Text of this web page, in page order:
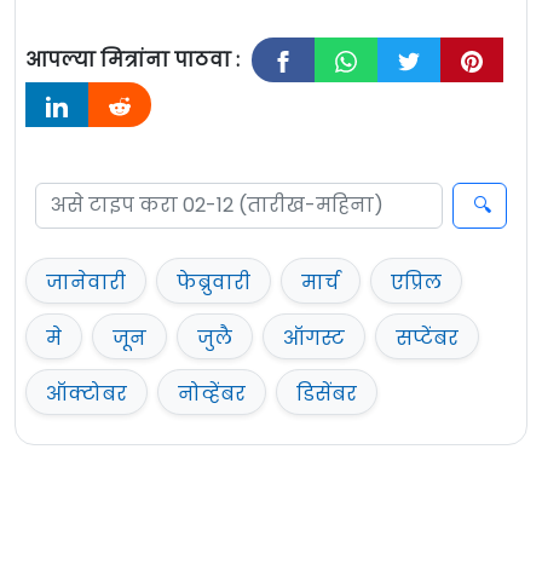
आपल्या मित्रांना पाठवा :
जानेवारी फेब्रुवारी मार्च
एप्रिल
मे
जून जुलै ऑगस्ट
सप्टेंबर
ऑक्टोबर
नोव्हेंबर डिसेंबर